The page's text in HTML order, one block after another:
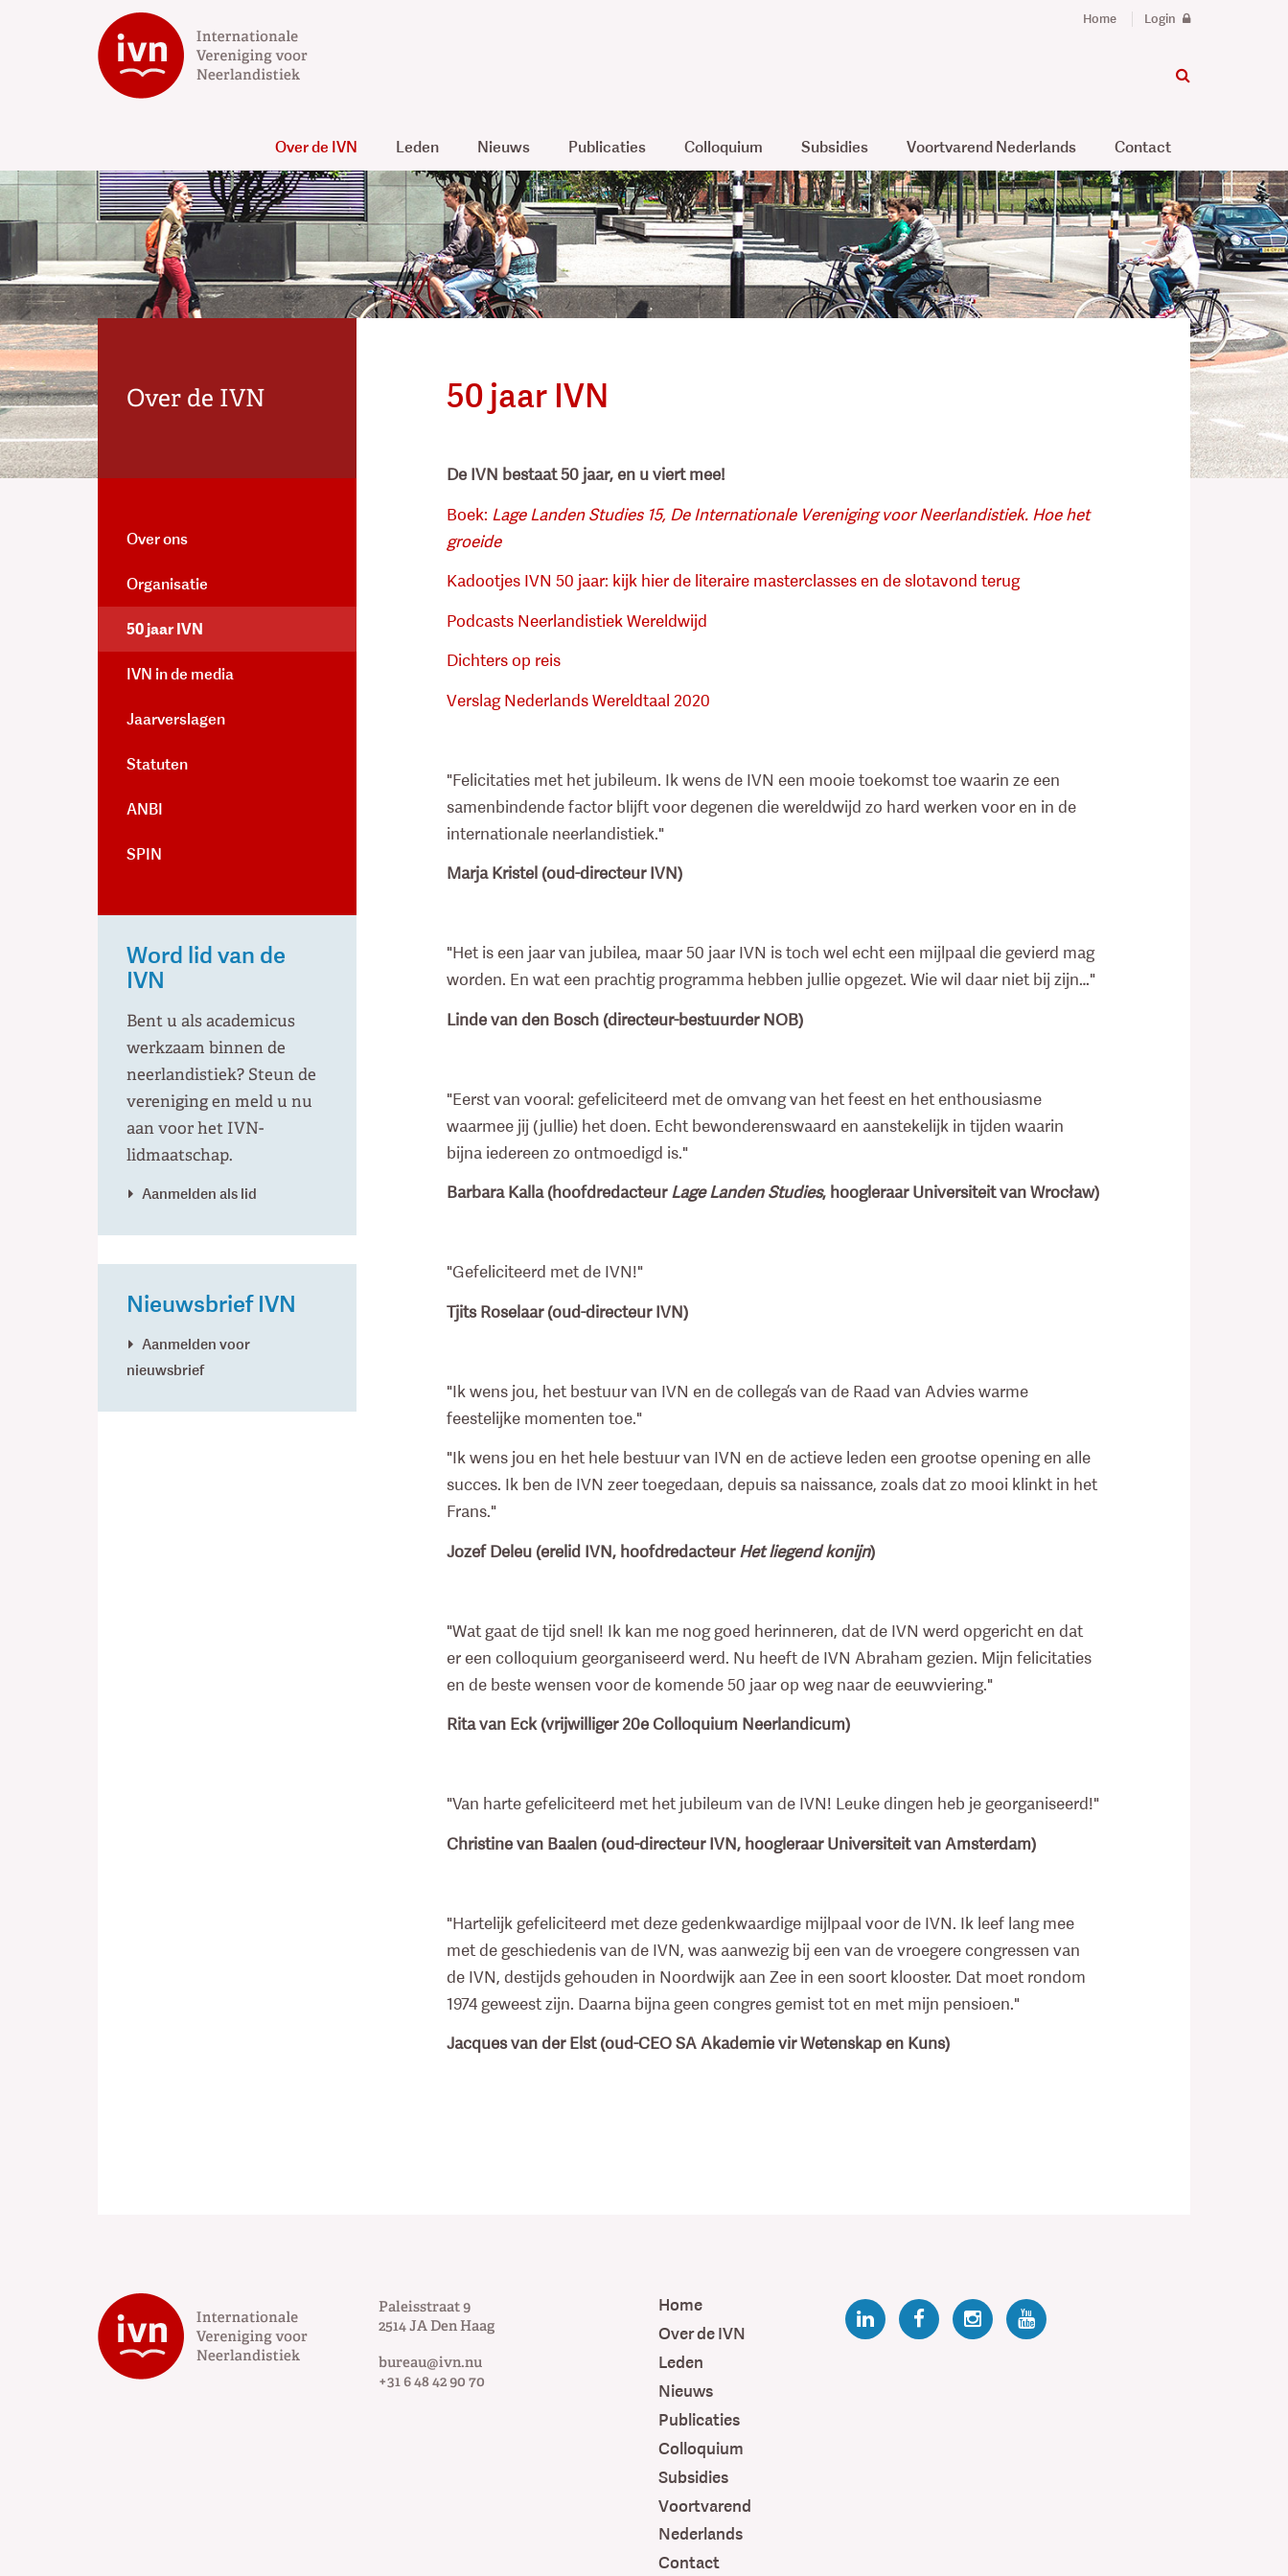
Home Login
Over de IVN Leden Nieuws Publicaties Colloquium Subsidies Voortvarend Nederlands Contact
50 jaar IVN
De IVN bestaat 50 jaar, en u viert mee!
​​​​​​​Boek: Lage Landen Studies 15, De Internationale Vereniging voor Neerlandistiek. Hoe het
groeide
Kadootjes IVN 50 jaar: kijk hier de literaire masterclasses en de slotavond terug
Podcasts Neerlandistiek Wereldwijd
Dichters op reis
Verslag Nederlands Wereldtaal 2020
"Felicitaties met het jubileum. Ik wens de IVN een mooie toekomst toe waarin ze een
samenbindende factor blijft voor degenen die wereldwijd zo hard werken voor en in de
internationale neerlandistiek."
Marja Kristel (oud-directeur IVN)
"Het is een jaar van jubilea, maar 50 jaar IVN is toch wel echt een mijlpaal die gevierd mag
worden. En wat een prachtig programma hebben jullie opgezet. Wie wil daar niet bij zijn…"
Linde van den Bosch (directeur-bestuurder NOB)
"Eerst van vooral: gefeliciteerd met de omvang van het feest en het enthousiasme
waarmee jij (jullie) het doen. Echt bewonderenswaard en aanstekelijk in tijden waarin
bijna iedereen zo ontmoedigd is."
Barbara Kalla (hoofdredacteurLage Landen Studies, hoogleraar Universiteit van Wrocław)
"Gefeliciteerd met de IVN!"
Tjits Roselaar (oud-directeur IVN)
"Ik wens jou, het bestuur van IVN en de collega’s van de Raad van Advies warme
feestelijke momenten toe."
"Ik wens jou en het hele bestuur van IVN en de actieve leden een grootse opening en alle
succes. Ik ben de IVN zeer toegedaan, depuis sa naissance, zoals dat zo mooi klinkt in het
Frans."
Jozef Deleu (erelid IVN, hoofdredacteurHet liegend konijn)
"Wat gaat de tijd snel! Ik kan me nog goed herinneren, dat de IVN werd opgericht en dat
er een colloquium georganiseerd werd. Nu heeft de IVN Abraham gezien. Mijn felicitaties
en de beste wensen voor de komende 50 jaar op weg naar de eeuwviering."
Rita van Eck (vrijwilliger 20e Colloquium Neerlandicum)
"Van harte gefeliciteerd met het jubileum van de IVN! Leuke dingen heb je georganiseerd!"
Christine van Baalen (oud-directeur IVN, hoogleraar Universiteit van Amsterdam)
"Hartelijk gefeliciteerd met deze gedenkwaardige mijlpaal voor de IVN. Ik leef lang mee
met de geschiedenis van de IVN, was aanwezig bij een van de vroegere congressen van
de IVN, destijds gehouden in Noordwijk aan Zee in een soort klooster. Dat moet rondom
1974 geweest zijn. Daarna bijna geen congres gemist tot en met mijn pensioen."
Jacques van der Elst (oud-CEO SA Akademie vir Wetenskap en Kuns)
Over de IVN
Over ons
Organisatie
50 jaar IVN
IVN in de media
Jaarverslagen
Statuten
ANBI
SPIN
Word lid van de
IVN
Bent u als academicus
werkzaam binnen de
neerlandistiek? Steun de
vereniging en meld u nu
aan voor het IVN-
lidmaatschap.
Aanmelden als lid
Nieuwsbrief IVN
Aanmelden voor
nieuwsbrief
Paleisstraat 9
2514 JADen Haag
bureau@ivn.nu
+31 6 48 42 90 70
Home
Over de IVN
Leden
Nieuws
Publicaties
Colloquium
Subsidies
Voortvarend
Nederlands
Contact